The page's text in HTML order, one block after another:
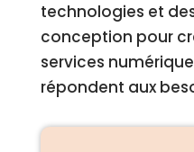
technologies et
conception pour
services
répondent aux